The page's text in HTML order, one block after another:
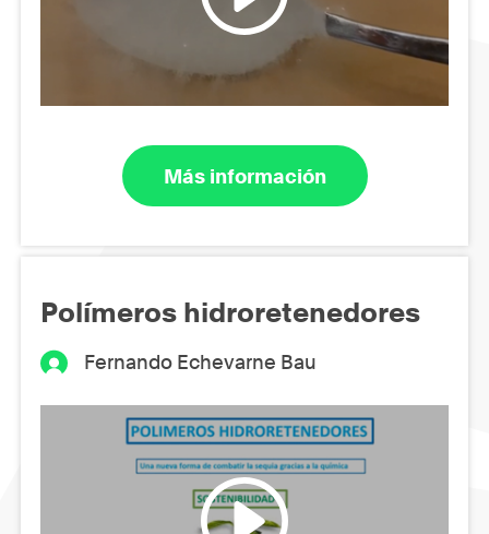
Más información
Polímeros hidroretenedores
Fernando Echevarne Bau